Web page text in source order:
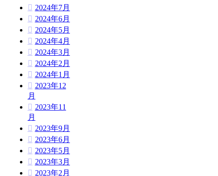
2024年7月
2024年6月
2024年5月
2024年4月
2024年3月
2024年2月
2024年1月
2023年12
月
2023年11
月
2023年9月
2023年6月
2023年5月
2023年3月
2023年2月